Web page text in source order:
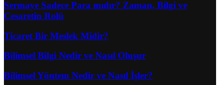
Sermaye Sadece Para mıdır? Zaman, Bilgi ve
Cesaretin Rolü
Ticaret Bir Meslek Midir?
Bilimsel Bilgi Nedir ve Nasıl Oluşur
Bilimsel Yöntem Nedir ve Nasıl İşler?